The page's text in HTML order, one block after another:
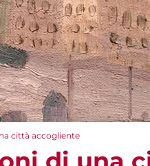
città accogliente